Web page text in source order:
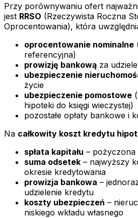
Przy porównywaniu ofert
jest RRSO (Rzeczywista Roczna
Oprocentowania), która
oprocentowanie nominalne
referencyjna)
prowizję bankową za
ubezpieczenie
życie
ubezpieczenie pomostowe
hipoteki do księgi wieczystej)
pozostałe opłaty bankowe i
Na całkowity koszt kredytu
spłata kapitału –
suma odsetek – najwyższy
okresie kredytowania
prowizja bankowa –
udzielenie kredytu
koszty ubezpieczeń –
niskiego wkładu własnego